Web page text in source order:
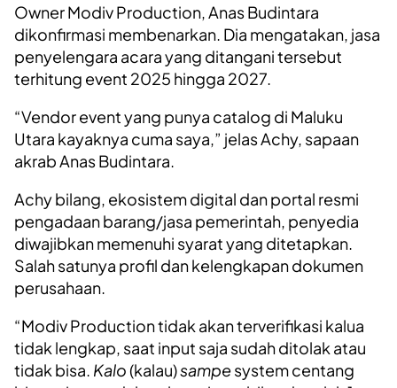
Owner Modiv Production, Anas Budintara
dikonfirmasi membenarkan. Dia mengatakan, jasa
penyelengara acara yang ditangani tersebut
terhitung event 2025 hingga 2027.
“Vendor event yang punya catalog di Maluku
Utara kayaknya cuma saya,” jelas Achy, sapaan
akrab Anas Budintara.
Achy bilang, ekosistem digital dan portal resmi
pengadaan barang/jasa pemerintah, penyedia
diwajibkan memenuhi syarat yang ditetapkan.
Salah satunya profil dan kelengkapan dokumen
perusahaan.
“Modiv Production tidak akan terverifikasi kalua
tidak lengkap, saat input saja sudah ditolak atau
tidak bisa. Kalo(kalau)sampesystem centang